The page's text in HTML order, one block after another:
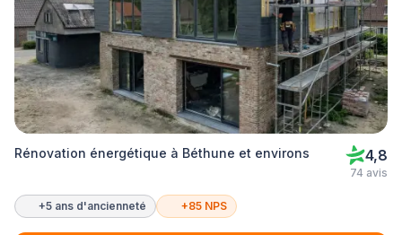
Rénovation énergétique à Béthune et environs 4,8
74 avis
+5 ans d'ancienneté +85 NPS